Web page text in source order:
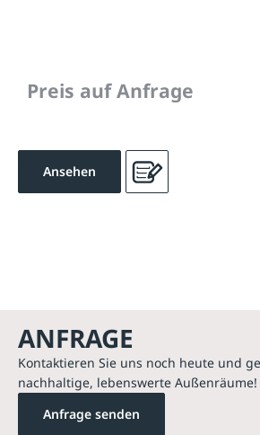
Preis auf Anfrage
Ansehen
ANFRAGE
Kontaktieren Sie uns noch heute und
nachhaltige, lebenswerte Außenräume!
Anfrage senden